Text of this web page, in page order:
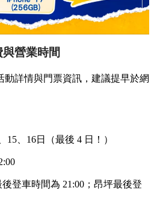
營業時間
詳情與門票資訊，建議提早於網
15、16日（最後 4 日！）
登車時間為 21:00；昂坪最後登